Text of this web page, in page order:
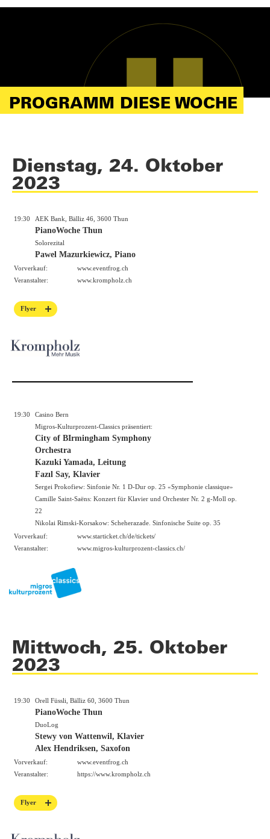
PROGRAMM DIESE WOCHE
Dienstag, 24. Oktober
2023
19:30 AEK Bank, Bälliz 46, 3600 Thun
PianoWoche Thun
Solorezital
Pawel Mazurkiewicz, Piano
Vorverkauf:
www.eventfrog.ch
Veranstalter:
www.krompholz.ch
Flyer
19:30
Casino Bern
Migros-Kulturprozent-Classics präsentiert:
City of BIrmingham Symphony
Orchestra
Kazuki Yamada, Leitung
Fazıl Say, Klavier
Sergei Prokofiew: Sinfonie Nr. 1 D-Dur op. 25 «Symphonie classique»
Camille Saint-Saëns: Konzert für Klavier und Orchester Nr. 2 g-Moll op.
22
Nikolai Rimski-Korsakow: Scheherazade. Sinfonische Suite op. 35
Vorverkauf:
www.starticket.ch/de/tickets/
Veranstalter:
www.migros-kulturprozent-classics.ch/
Mittwoch, 25. Oktober
2023
19:30 Orell Füssli, Bälliz 60, 3600 Thun
PianoWoche Thun
DuoLog
Stewy von Wattenwil, Klavier
Alex Hendriksen, Saxofon
Vorverkauf:
www.eventfrog.ch
Veranstalter:
https://www.krompholz.ch
Flyer